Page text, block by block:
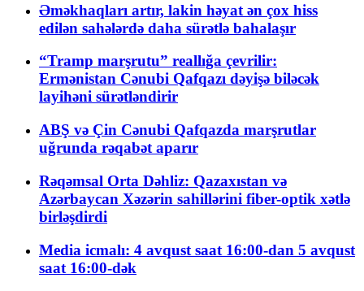
Əməkhaqları artır, lakin həyat ən çox hiss
edilən sahələrdə daha sürətlə bahalaşır
“Tramp marşrutu” reallığa çevrilir:
Ermənistan Cənubi Qafqazı dəyişə biləcək
layihəni sürətləndirir
ABŞ və Çin Cənubi Qafqazda marşrutlar
uğrunda rəqabət aparır
Rəqəmsal Orta Dəhliz: Qazaxıstan və
Azərbaycan Xəzərin sahillərini fiber-optik xətlə
birləşdirdi
Media icmalı: 4 avqust saat 16:00-dan 5 avqust
saat 16:00-dək